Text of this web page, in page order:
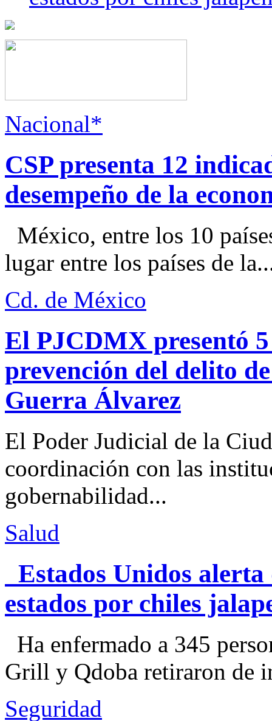
Nacional*
CSP presenta 12
desempeño de la
México, entre los 10
lugar entre los países de
Cd. de México
El PJCDMX presentó
prevención del delito
Guerra Álvarez
El Poder Judicial de la
coordinación con las
gobernabilidad...
Salud
Estados Unidos alerta
estados por chiles
Ha enfermado a 345
Grill y Qdoba retiraron de
Seguridad